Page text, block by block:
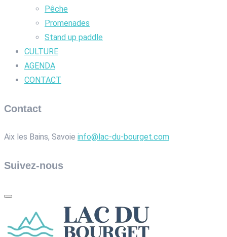
Pêche
Promenades
Stand up paddle
CULTURE
AGENDA
CONTACT
Contact
Aix les Bains, Savoie info@lac-du-bourget.com
Suivez-nous